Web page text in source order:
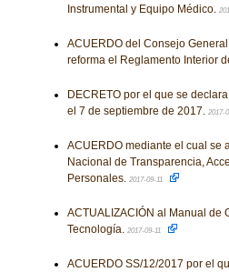
Instrumental y Equipo Médico.
ACUERDO del Consejo
reforma el Reglamento Interior
DECRETO por el que se
el 7 de septiembre de 2017. 2017-
ACUERDO mediante el cual se
Nacional de Transparencia,
Personales. 2017-09-11
ACTUALIZACIÓN al Manual de
Tecnología. 2017-09-11
ACUERDO SS/12/2017 por el